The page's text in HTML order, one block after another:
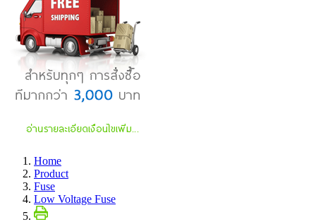
Home
Product
Fuse
Low Voltage Fuse